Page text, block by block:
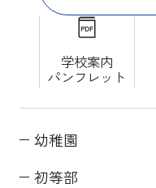
学校案内
パンフレット
幼稚園
初等部